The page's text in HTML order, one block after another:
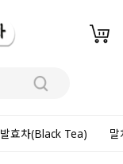
발효차(Black Tea)